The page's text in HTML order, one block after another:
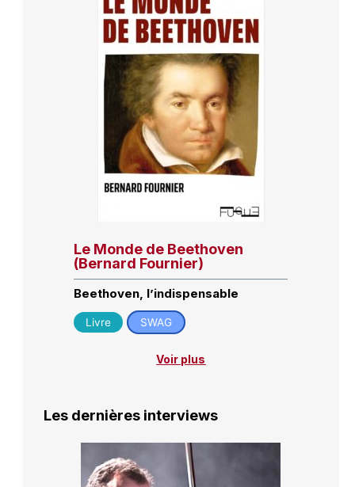
Le Monde de Beethoven
(Bernard Fournier)
Beethoven, l’indispensable
Livre SWAG
Voir plus
Les dernières interviews